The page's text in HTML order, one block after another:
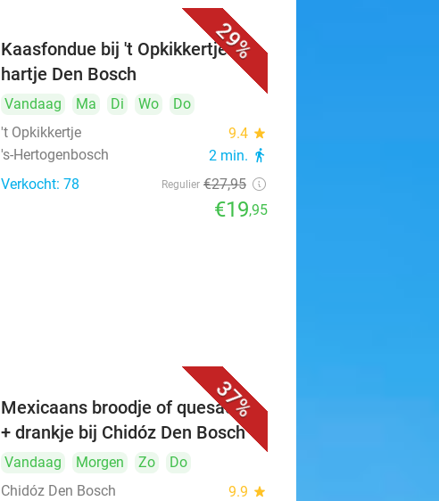
29%
Kaasfondue bij 't Opkikkertje in
hartje Den Bosch
Vandaag Ma Di Wo
Do
't Opkikkertje
9.4 star
's-Hertogenbosch 2 min. directions_walk
Verkocht: 78 Regulier €27,95
€19,95
37%
Mexicaans broodje of quesadilla
+ drankje bij Chidóz Den Bosch
Vandaag Morgen Zo
Do
Chidóz Den Bosch
9.9 star